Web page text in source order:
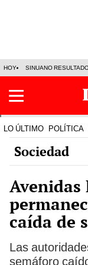
HOY SINUANO
LO ÚLTIMO POLÍTICA
Sociedad
caída de
Las
semáforo